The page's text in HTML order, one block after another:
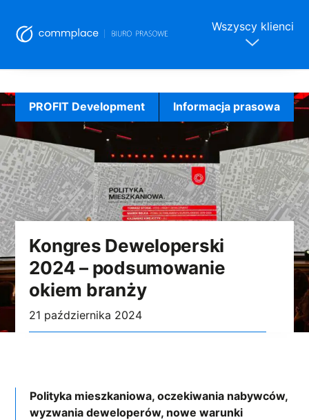
to
content
Wszyscy klienci
Kongres Deweloperski
2024 – podsumowanie
okiem branży
21 października 2024
PROFIT Development Informacja prasowa
Polityka mieszkaniowa, oczekiwania nabywców,
wyzwania deweloperów, nowe warunki